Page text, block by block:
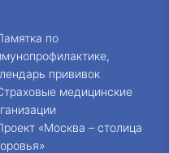
по
прививок
медицинские
«Москва – столица